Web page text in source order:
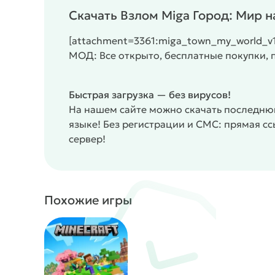
Свободное исследование города без целей и
Ежемесячные обновления с новыми локациями.
Бытовые сценарии: квартира, столовая,
Творчество без ограничений Miga Город: Мир
для своих игр. Здесь нет задания «сделай
решает, идти в магазин или остаться дома,
Разработчики специально убрали систему
Аркады / Однопользовательские
Скачать Взлом Miga Город: Мир
МОД: Все открыто, бесплатные покупки,
Быстрая загрузка — без вирусов!
На нашем сайте можно скачать
языке! Без регистрации и СМС: прямая
сервер!
Похожие игры